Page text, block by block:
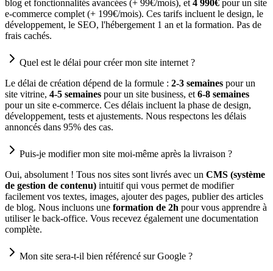
blog et fonctionnalités avancées (+ 99€/mois), et 4 990€ pour un site
e-commerce complet (+ 199€/mois). Ces tarifs incluent le design, le
développement, le SEO, l'hébergement 1 an et la formation. Pas de
frais cachés.
Quel est le délai pour créer mon site internet ?
Le délai de création dépend de la formule : 2-3 semaines pour un
site vitrine, 4-5 semaines pour un site business, et 6-8 semaines
pour un site e-commerce. Ces délais incluent la phase de design,
développement, tests et ajustements. Nous respectons les délais
annoncés dans 95% des cas.
Puis-je modifier mon site moi-même après la livraison ?
Oui, absolument ! Tous nos sites sont livrés avec un CMS (système
de gestion de contenu) intuitif qui vous permet de modifier
facilement vos textes, images, ajouter des pages, publier des articles
de blog. Nous incluons une formation de 2h pour vous apprendre à
utiliser le back-office. Vous recevez également une documentation
complète.
Mon site sera-t-il bien référencé sur Google ?